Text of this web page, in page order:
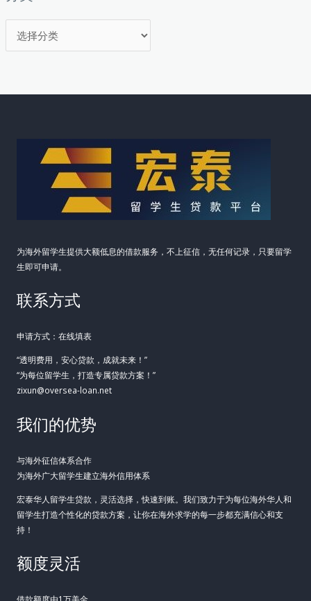
类
为海外留学生提供大额低息的借款服务，不上征信，无任何记录，只要留学
生即可申请。
联系方式
申请方式：在线填表
“透明费用，安心贷款，成就未来！”
“为每位留学生，打造专属贷款方案！”
zixun@oversea-loan.net
我们的优势
与海外征信体系合作
为海外广大留学生建立海外信用体系
宏泰华人留学生贷款，灵活选择，快速到账。我们致力于为每位海外华人和
留学生打造个性化的贷款方案，让你在海外求学的每一步都充满信心和支
持！
额度灵活